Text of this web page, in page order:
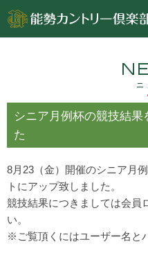
ニ
シニア月例杯の競技結
た
8月23（金）開催のシニア月
トにアップ致しました。
競技結果につきましては会員
い。
※ご覧頂くにはユーザー名と